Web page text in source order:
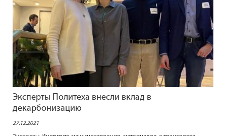
Эксперты Политеха внесли вклад в
декарбонизацию
27.12.2021